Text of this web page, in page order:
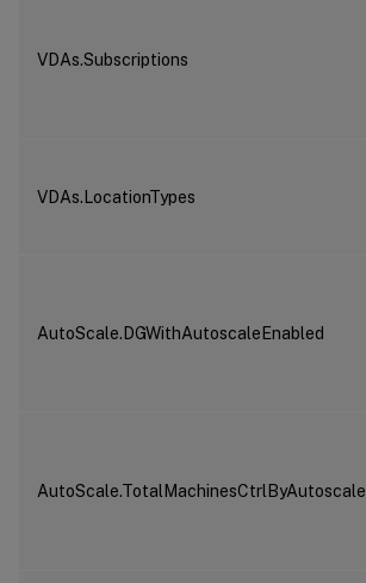
VDAs.Subscriptions
VDAs.LocationTypes
AutoScale.DGWithAutoscaleEnabled
AutoScale.TotalMachinesCtrlByAutoscale